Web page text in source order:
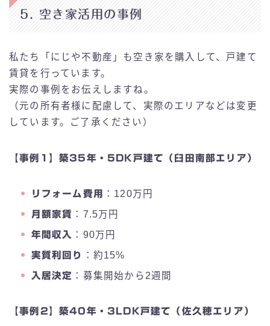
5. 空き家活用の事例
私たち「にじや不動産」も空き家を購入して、戸建て
賃貸を行っています。
実際の事例をお伝えしますね。
（元の所有者様に配慮して、実際のエリアなどは変更
しています。ご了承ください）
【事例1】築35年・5DK戸建て（臼田南部エリア）
リフォーム費用 ：120万円
月額家賃 ：7.5万円
年間収入 ：90万円
実質利回り ：約15%
入居決定 ：募集開始から2週間
【事例2】築40年・3LDK戸建て（佐久穂エリア）